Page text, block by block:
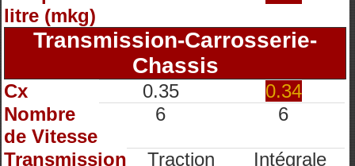
litre (mkg)
Transmission-Carrosserie-
Chassis
Cx 0.35
0.34
Nombre
de Vitesse
6 6
Transmission Traction
Intégrale